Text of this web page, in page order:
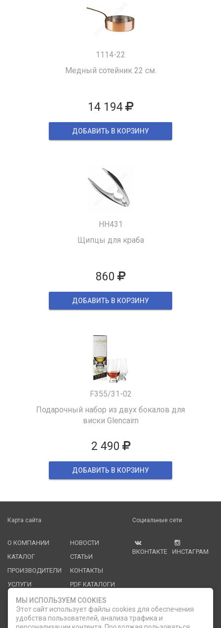
1114-22
Медный сотейник 22 см.
14 194
ДОБАВИТЬ В КОРЗИНУ
HH431
Щипцы для краба
860
ДОБАВИТЬ В КОРЗИНУ
F355/31-02
Подарочный набор из двух бокалов для
виски Glencairn
2 490
ДОБАВИТЬ В КОРЗИНУ
Карта сайта
О КОМПАНИИ
КАТАЛОГ
ПРОИЗВОДИТЕЛИ
УСЛУГИ
НОВОСТИ
СТАТЬИ
КОНТАКТЫ
PDF КАТАЛОГИ
ОПЛАТА И
ДОСТАВКА
Социальные сети
ВКОНТАКТЕ ИНСТАГРАМ
Служба клиентской поддержки
МЫ ИСПОЛЬЗУЕМ COOKIES
Этот сайт использует файлы cookies для обеспечения
удобства пользователей, анализа трафика и